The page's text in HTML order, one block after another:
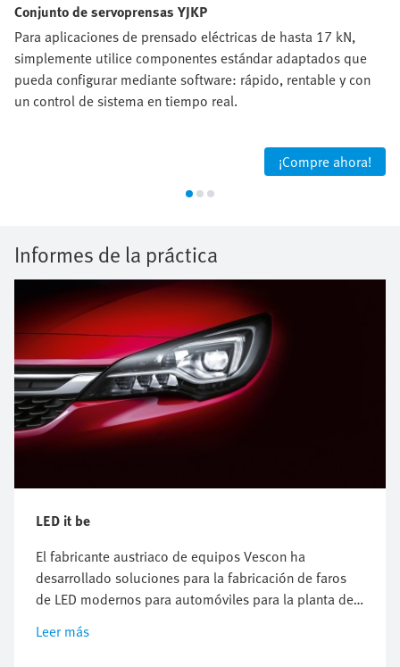
Conjunto de servoprensas YJKP
Para aplicaciones de prensado eléctricas de hasta 17 kN,
simplemente utilice componentes estándar adaptados que
pueda configurar mediante software: rápido, rentable y con
un control de sistema en tiempo real.
¡Compre ahora!
Informes de la práctica
LED it be
El fabricante austriaco de equipos Vescon ha
desarrollado soluciones para la fabricación de faros
de LED modernos para automóviles para la planta de
un conocido proveedor eslovaco de la industria
automovilística. La atención se centró en la
Leer más